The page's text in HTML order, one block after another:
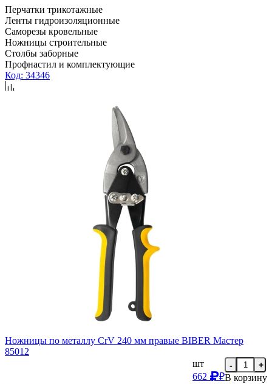
Перчатки трикотажные
Ленты гидроизоляционные
Саморезы кровельные
Ножницы строительные
Столбы заборные
Профнастил и комплектующие
Код: 34346
Ножницы по металлу CrV 240 мм правые BIBER Мастер
85012
шт
662
₽
- +
В корзину